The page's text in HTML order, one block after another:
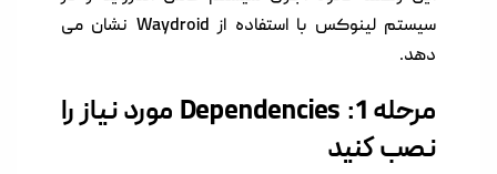
سیستم لینوکس با استفاده از Waydroid نشان می
دهد.
مرحله 1: Dependencies مورد نیاز را
نصب کنید